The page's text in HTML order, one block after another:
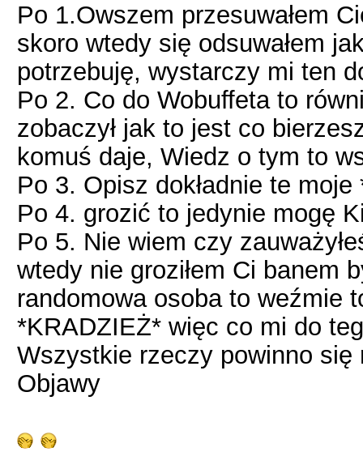
Po 1.Owszem przesuwałem
skoro wtedy się odsuwałem
potrzebuję, wystarczy mi ten
Po 2. Co do Wobuffeta to
zobaczył jak to jest co
komuś daje, Wiedz o tym to
Po 3. Opisz dokładnie te
Po 4. grozić to jedynie mogę
Po 5. Nie wiem czy
wtedy nie groziłem Ci banem
randomowa osoba to weźmie
*KRADZIEŻ* więc co mi do
Wszystkie rzeczy powinno
Objawy